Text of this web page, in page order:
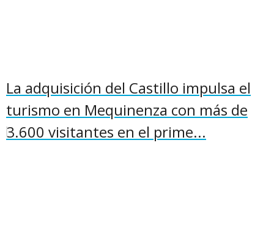
La adquisición del Castillo impulsa el
turismo en Mequinenza con más de
3.600 visitantes en el prime...